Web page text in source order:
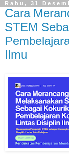
Rabu, 31
Cara
STEM
Ilmu